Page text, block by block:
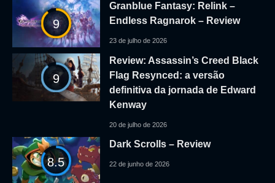
9
Granblue Fantasy: Relink –
Endless Ragnarok – Review
23 de julho de 2026
9
Review: Assassin’s Creed Black
Flag Resynced: a versão
definitiva da jornada de Edward
Kenway
20 de julho de 2026
8.5
Dark Scrolls – Review
22 de junho de 2026